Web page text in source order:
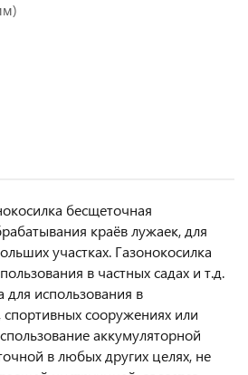
бесщеточная
краёв лужаек, для
участках. Газонокосилка
в частных садах и т.д.
использования в
сооружениях или
аккумуляторной
в любых других целях, не